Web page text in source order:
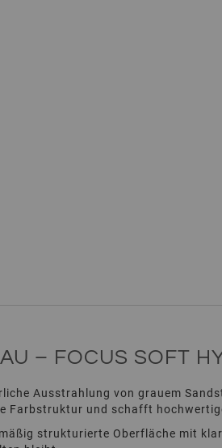
– FOCUS SOFT
Ausstrahlung von grauem
Farbstruktur und schafft
strukturierte Oberfläche mit